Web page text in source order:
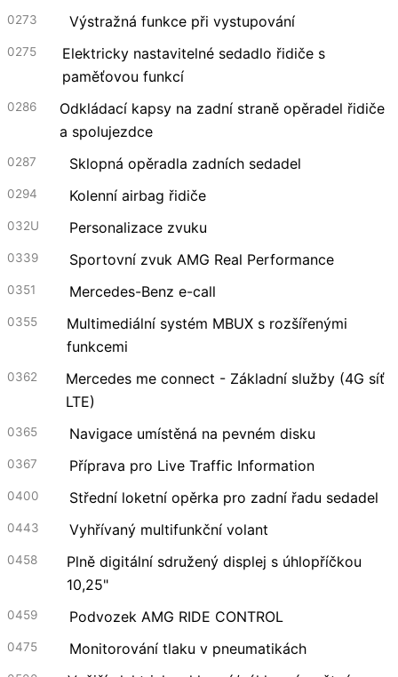
0273 Výstražná funkce při vystupování
0275
Elektricky nastavitelné sedadlo řidiče s
paměťovou funkcí
0286
Odkládací kapsy na zadní straně opěradel řidiče
a spolujezdce
0287 Sklopná opěradla zadních sedadel
0294 Kolenní airbag řidiče
032U Personalizace zvuku
0339 Sportovní zvuk AMG Real Performance
0351 Mercedes-Benz e-call
0355
Multimediální systém MBUX s rozšířenými
funkcemi
0362
Mercedes me connect - Základní služby (4G síť
LTE)
0365 Navigace umístěná na pevném disku
0367 Příprava pro Live Traffic Information
0400 Střední loketní opěrka pro zadní řadu sedadel
0443 Vyhřívaný multifunkční volant
0458
Plně digitální sdružený displej s úhlopříčkou
10,25"
0459 Podvozek AMG RIDE CONTROL
0475 Monitorování tlaku v pneumatikách